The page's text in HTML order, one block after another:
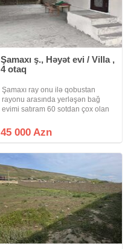
Şamaxı ş., Həyət evi / Villa ,
4 otaq
Şamaxı ray onu ilə qobustan
rayonu arasında yerləşən bağ
evimi satıram 60 sotdan çox olan
meyvə ağacları var.Nar, heyva,
armud, alma və s.kənd
45 000 Azn